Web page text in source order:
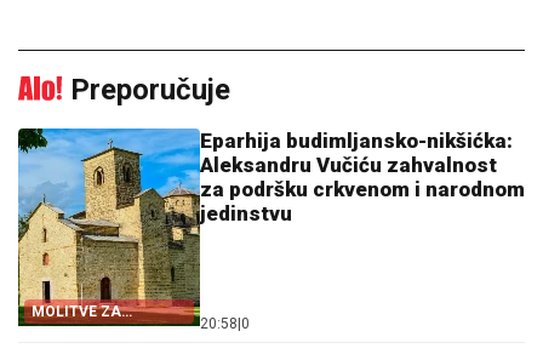
Preporučuje
MOLITVE ZA
ZDRAVLJE I USPJEH
Eparhija budimljansko-nikšićka:
Aleksandru Vučiću zahvalnost
za podršku crkvenom i narodnom
jedinstvu
20:58 0